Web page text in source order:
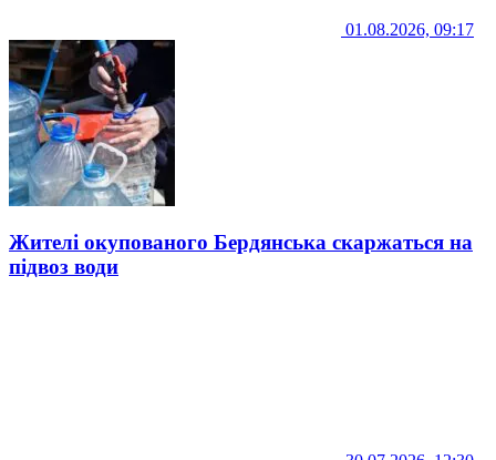
01.08.2026, 09:17
Жителі окупованого Бердянська скаржаться на
підвоз води